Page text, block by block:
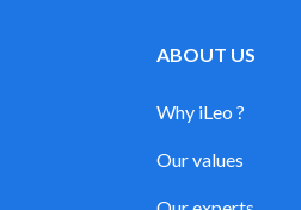
ABOUT US
Why iLeo ?
Our values